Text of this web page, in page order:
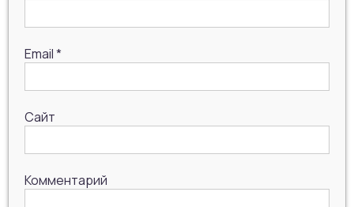
Email*
Сайт
Комментарий